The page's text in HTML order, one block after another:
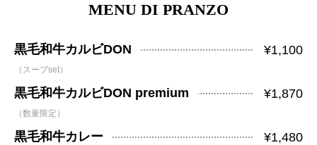
MENU DI PRANZO
黒毛和牛カルビDON ¥1,100
（スープset）
黒毛和牛カルビDON premium ¥1,870
（数量限定）
黒毛和牛カレー ¥1,480